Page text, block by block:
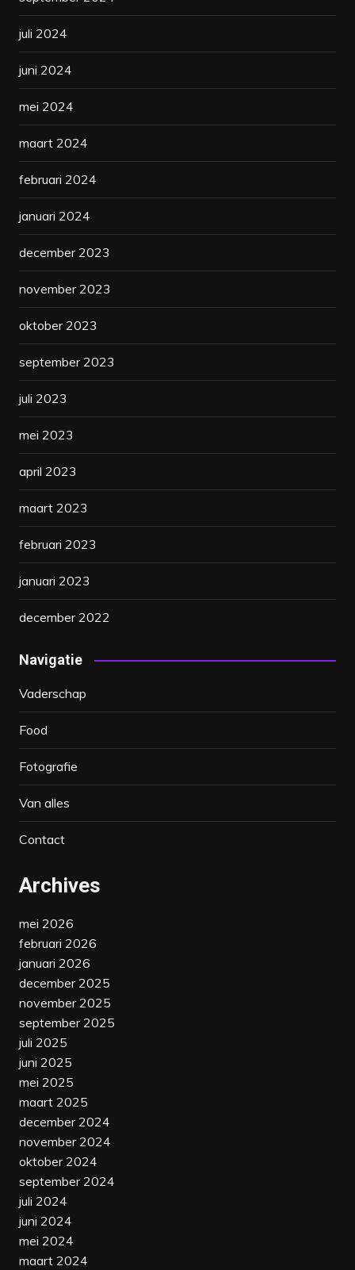
juli 2024
juni 2024
mei 2024
maart 2024
februari 2024
januari 2024
december 2023
november 2023
oktober 2023
september 2023
juli 2023
mei 2023
april 2023
maart 2023
februari 2023
januari 2023
december 2022
Navigatie
Vaderschap
Food
Fotografie
Van alles
Contact
Archives
mei 2026
februari 2026
januari 2026
december 2025
november 2025
september 2025
juli 2025
juni 2025
mei 2025
maart 2025
december 2024
november 2024
oktober 2024
september 2024
juli 2024
juni 2024
mei 2024
maart 2024